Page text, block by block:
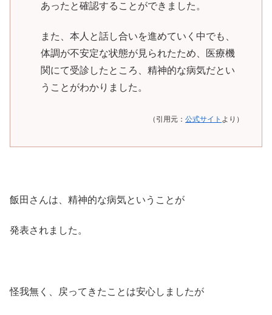
あったと確認することができました。
また、本人と話し合いを進めていく中でも、
体調が不安定な状態が見られたため、医療機
関にて受診したところ、精神的な病気だとい
うことがわかりました。
（引用元： 公式サイト より）
飯田さんは、精神的な病気ということが
発表されました。
怪我無く、戻ってきたことは安心しましたが